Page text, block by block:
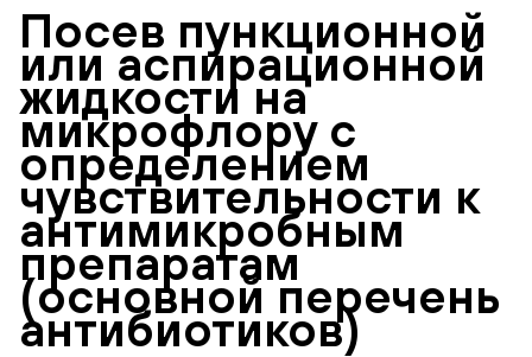
Посев пункционной
или аспирационной
жидкости на
микрофлору с
определением
чувствительности к
антимикробным
препаратам
(основной перечень
антибиотиков)